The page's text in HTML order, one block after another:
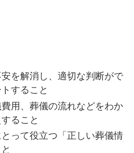
を解消し、適切な判断がで
すること
用、葬儀の流れなどをわか
ること
って役立つ「正しい葬儀情